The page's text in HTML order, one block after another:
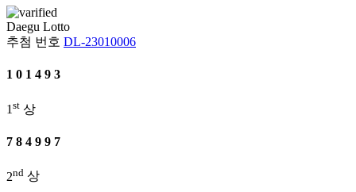
Daegu Lotto
추첨 번호 DL-23010006
1 0 1 4 9 3
1 st 상
7 8 4 9 9 7
2nd 상